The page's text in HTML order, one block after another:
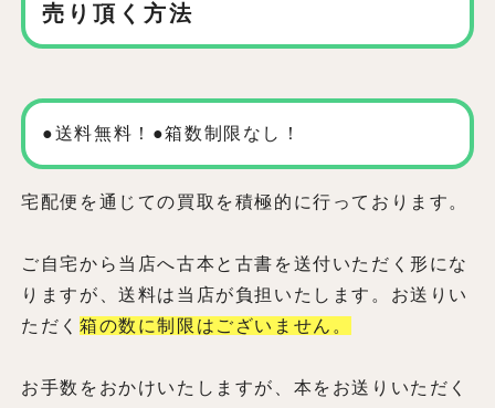
売り頂く方法
●送料無料！●箱数制限なし！
宅配便を通じての買取を積極的に行っております。
ご自宅から当店へ古本と古書を送付いただく形にな
りますが、送料は当店が負担いたします。お送りい
ただく 箱の数に制限はございません。
お手数をおかけいたしますが、本をお送りいただく